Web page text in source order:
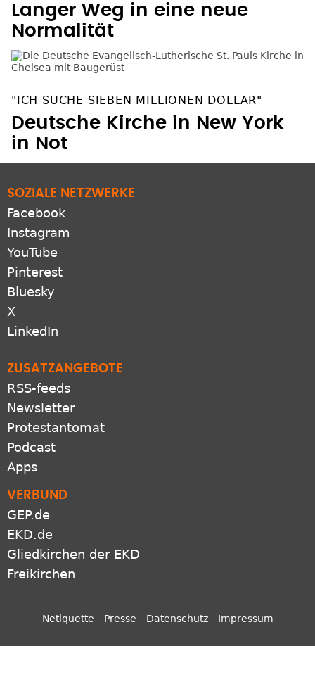
Langer Weg in eine neue
Normalität
"ICH SUCHE SIEBEN MILLIONEN DOLLAR"
Deutsche Kirche in New York
in Not
SOZIALE NETZWERKE
Facebook
Instagram
YouTube
Pinterest
Bluesky
X
LinkedIn
ZUSATZANGEBOTE
RSS-feeds
Newsletter
Protestantomat
Podcast
Apps
VERBUND
GEP.de
EKD.de
Gliedkirchen der EKD
Freikirchen
Netiquette Presse Datenschutz Impressum